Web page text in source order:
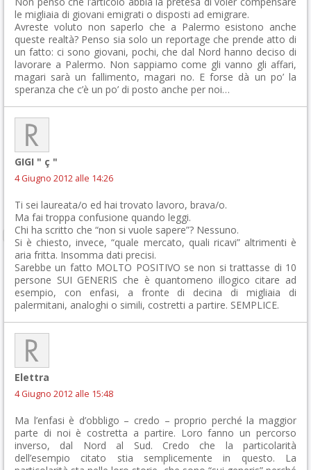
le migliaia di giovani emigrati o disposti ad emigrare.
Avreste voluto non saperlo che a Palermo esistono anche
queste realtà? Penso sia solo un reportage che prende atto di
un fatto: ci sono giovani, pochi, che dal Nord hanno deciso di
lavorare a Palermo. Non sappiamo come gli vanno gli affari,
magari sarà un fallimento, magari no. E forse dà un po’ la
speranza che c’è un po’ di posto anche per noi…
GIGI " ç "
4 Giugno 2012 alle 14:26
Ti sei laureata/o ed hai trovato lavoro, brava/o.
Ma fai troppa confusione quando leggi.
Chi ha scritto che “non si vuole sapere”? Nessuno.
Si è chiesto, invece, “quale mercato, quali ricavi” altrimenti è
aria fritta. Insomma dati precisi.
Sarebbe un fatto MOLTO POSITIVO se non si trattasse di 10
persone SUI GENERIS che è quantomeno illogico citare ad
esempio, con enfasi, a fronte di decina di migliaia di
palermitani, analoghi o simili, costretti a partire. SEMPLICE.
Elettra
4 Giugno 2012 alle 15:48
Ma l’enfasi è d’obbligo – credo – proprio perché la maggior
parte di noi è costretta a partire. Loro fanno un percorso
inverso, dal Nord al Sud. Credo che la particolarità
dell’esempio citato stia semplicemente in questo. La